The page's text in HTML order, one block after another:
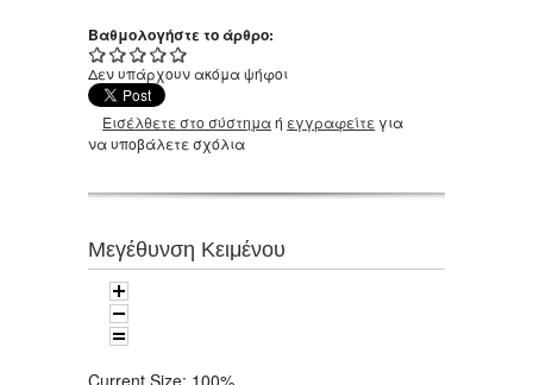
Βαθμολογήστε το άρθρο:
Δεν υπάρχουν ακόμα ψήφοι
Εισέλθετε στο σύστημαή εγγραφείτε για
να υποβάλετε σχόλια
Μεγέθυνση Κειμένου
Current Size: 100%